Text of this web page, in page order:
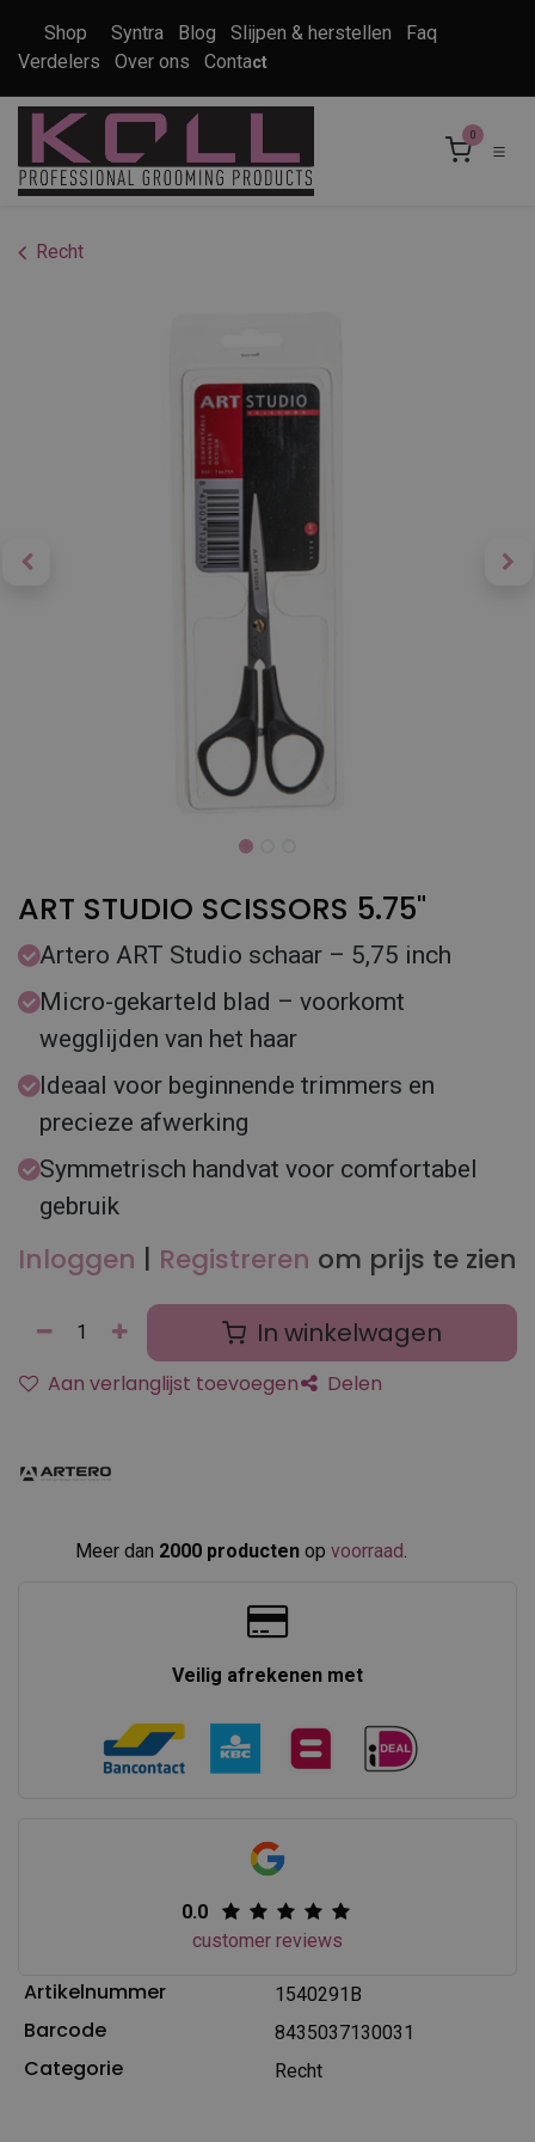
Shop Syntra Blog Slijpen & herstellen
Faq
Verdelers
Over ons Contact
0
Recht
ART STUDIO SCISSORS 5.75"
Artero ART Studio schaar – 5,75 inch
Micro-gekarteld blad – voorkomt
wegglijden van het haar
Ideaal voor beginnende trimmers en
precieze afwerking
Symmetrisch handvat voor comfortabel
gebruik
Inloggen | Registreren om prijs te zien
In winkelwagen
Aan verlanglijst toevoegen Delen
Meer dan 2000 producten op voorraad
Veilig afrekenen met
0.0
customer reviews
Artikelnummer 1540291B
Barcode 8435037130031
Categorie Recht